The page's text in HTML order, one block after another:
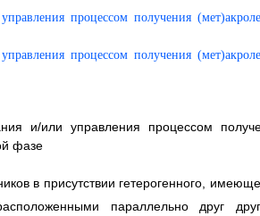
и/или управления процессом
фазе
в присутствии гетерогенного,
параллельно друг